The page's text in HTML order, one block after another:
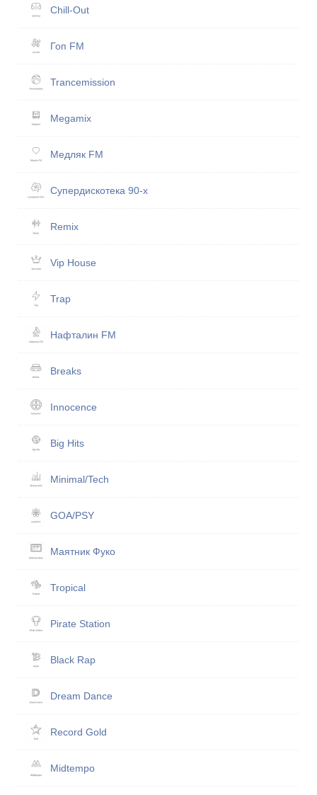
Chill-Out
Гоп FM
Trancemission
Megamix
Медляк FM
Супердискотека 90-х
Remix
Vip House
Trap
Нафталин FM
Breaks
Innocence
Big Hits
Minimal/Tech
GOA/PSY
Маятник Фуко
Tropical
Pirate Station
Black Rap
Dream Dance
Record Gold
Midtempo